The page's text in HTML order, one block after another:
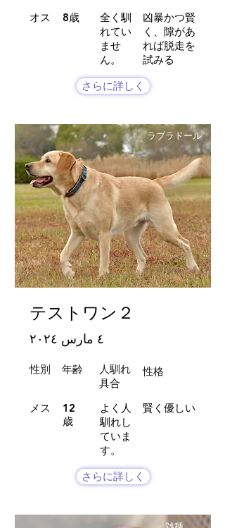
オス 8歳
全く馴
れてい
ませ
ん。
凶暴かつ賢
く、隙があ
れば脱走を
試みる
さらに詳しく
ラブラドール
テストワン２
٤ مارس ٢٠٢٤
性別 年齢
人馴れ
​具合
性格
メス
12
歳
よく人
馴れし
ていま
す。
賢く優しい
さらに詳しく